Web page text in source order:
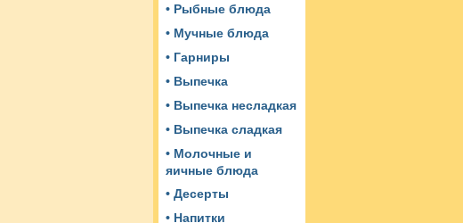
• Рыбные блюда
• Мучные блюда
• Гарниры
• Выпечка
• Выпечка несладкая
• Выпечка сладкая
• Молочные и
яичные блюда
• Десерты
• Напитки